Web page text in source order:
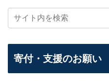
寄付・支援のお願い